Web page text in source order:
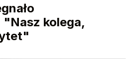
kolega,